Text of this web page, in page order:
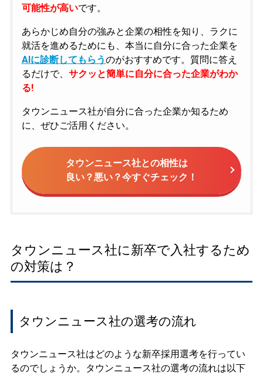
可能性が高いです。
あらかじめ自分の強みと企業の相性を知り、ラクに
就活を進めるためにも、本当に自分に合った企業を
AIに診断してもらうのがおすすめです。質問に答え
るだけで、 サクッと簡単に自分に合った企業がわか
る!
タウンニュース社が自分に合った企業か知るため
に、ぜひご活用ください。
タウンニュース社との相性は
良い？悪い？今すぐチェック！
タウンニュース社に新卒で入社するため
の対策は？
タウンニュース社の選考の流れ
タウンニュース社はどのような新卒採用選考を行ってい
るのでしょうか。タウンニュース社の選考の流れは以下